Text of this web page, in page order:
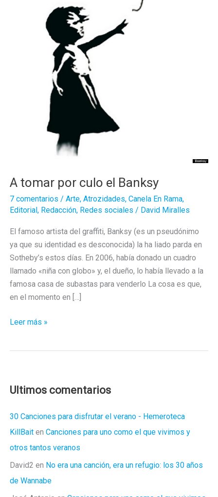
A tomar por culo el Banksy
7 comentarios / Arte, Atrozidades, Canela En Rama,
Editorial , Redacción, Redes sociales / David Miralles
El famoso artista del graffiti, Banksy (es un pseudónimo
ya que su identidad es desconocida) la ha liado parda en
Sotheby’s estos días. En 2006, había donado un cuadro
llamado «niña con globo» y, el dueño, lo había llevado a la
famosa casa de subastas para venderlo La cosa es que,
en el momento en […]
A
Banksy
Leer más »
Ultimos comentarios
30 Canciones para disfrutar el verano - Hemeroteca
KillBait en Canciones para uno como el que vivimos y
otros tantos veranos
David2 en No era una canción, era un refugio: los 30 años
de Wannabe